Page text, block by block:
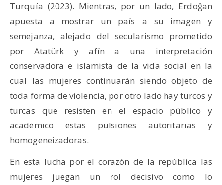
Turquía (2023). Mientras, por un lado, Erdoğan
apuesta a mostrar un país a su imagen y
semejanza, alejado del secularismo prometido
por Atatürk y afín a una interpretación
conservadora e islamista de la vida social en la
cual las mujeres continuarán siendo objeto de
toda forma de violencia, por otro lado hay turcos y
turcas que resisten en el espacio público y
académico estas pulsiones autoritarias y
homogeneizadoras.
En esta lucha por el corazón de la república las
mujeres juegan un rol decisivo como lo